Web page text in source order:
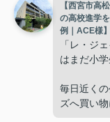
インフィ
ークナー
先とのス
してくださ
販売活動
ガーデン
子どもた
「将来、
れない。」
と家族で
インフィ
【西宮市高
の高校進学
例｜ACE様】
「レ・ジ
はまだ小学
毎日近く
ズへ買い